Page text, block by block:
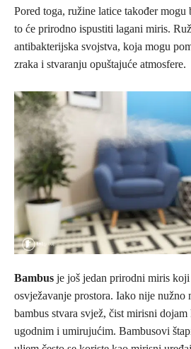
Pored toga, ružine latice također mogu
to će prirodno ispustiti lagani miris.
antibakterijska svojstva, koja mogu
zraka i stvaranju opuštajuće atmosfere.
Bambus je još jedan prirodni miris koji
osvježavanje prostora. Iako nije nužno
bambus stvara svjež, čist mirisni
ugodnim i umirujućim. Bambusovi